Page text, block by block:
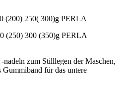
(200) 250( 300)g PERLA
(250) 300 (350)g PERLA
zum Stilllegen der Maschen,
für das untere